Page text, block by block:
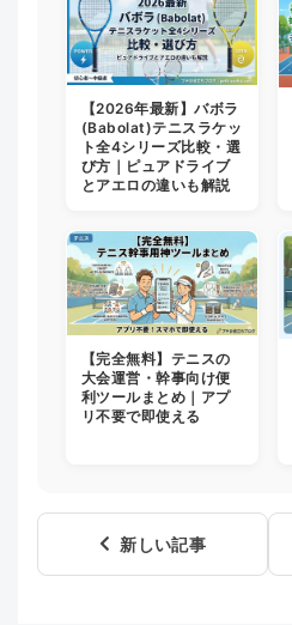
【2026年最新】バボラ
(Babolat)テニスラケッ
ト全4シリーズ比較・選
び方｜ピュアドライブ
とアエロの違いも解説
【完全無料】テニスの
大会運営・幹事向け便
利ツールまとめ｜アプ
リ不要で即使える
新しい記事